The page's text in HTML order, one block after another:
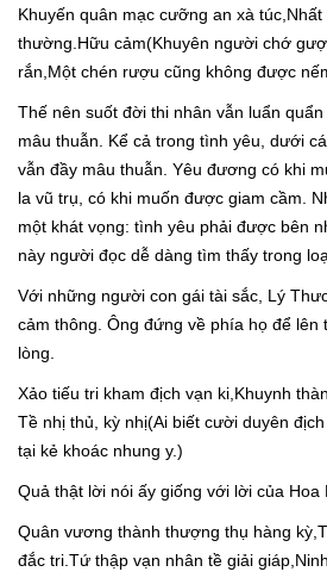
Khuyến quân mạc cưỡng an xà
thường.Hữu cảm(Khuyên người chớ
rắn,Một chén rượu cũng không được
Thế nên suốt đời thi nhân vẫn luẩn
mâu thuẫn. Kể cả trong tình yêu, dưới
vẫn đầy mâu thuẫn. Yêu đương có khi
la vũ trụ, có khi muốn được giam cầm.
một khát vọng: tình yêu phải được bên
này người đọc dễ dàng tìm thấy trong
Với những người con gái tài sắc, Lý
cảm thông. Ông đứng về phía họ để lên
lòng.
Xảo tiếu tri kham địch vạn ki,Khuynh
Tề nhị thủ, kỳ nhị(Ai biết cười duyên
tại kẻ khoác nhung y.)
Quả thật lời nói ấy giống với lời của Hoa
Quân vương thành thượng thụ hàng
đắc tri.Tứ thập vạn nhân tề giải